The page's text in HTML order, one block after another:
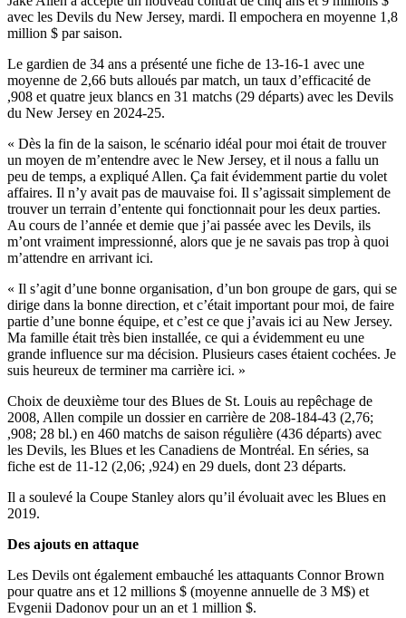
avec les Devils du New Jersey, mardi. Il empochera en moyenne 1,8
million $ par saison.
Le gardien de 34 ans a présenté une fiche de 13-16-1 avec une
moyenne de 2,66 buts alloués par match, un taux d’efficacité de
,908 et quatre jeux blancs en 31 matchs (29 départs) avec les Devils
du New Jersey en 2024-25.
« Dès la fin de la saison, le scénario idéal pour moi était de trouver
un moyen de m’entendre avec le New Jersey, et il nous a fallu un
peu de temps, a expliqué Allen. Ça fait évidemment partie du volet
affaires. Il n’y avait pas de mauvaise foi. Il s’agissait simplement de
trouver un terrain d’entente qui fonctionnait pour les deux parties.
Au cours de l’année et demie que j’ai passée avec les Devils, ils
m’ont vraiment impressionné, alors que je ne savais pas trop à quoi
m’attendre en arrivant ici.
« Il s’agit d’une bonne organisation, d’un bon groupe de gars, qui se
dirige dans la bonne direction, et c’était important pour moi, de faire
partie d’une bonne équipe, et c’est ce que j’avais ici au New Jersey.
Ma famille était très bien installée, ce qui a évidemment eu une
grande influence sur ma décision. Plusieurs cases étaient cochées. Je
suis heureux de terminer ma carrière ici. »
Choix de deuxième tour des Blues de St. Louis au repêchage de
2008, Allen compile un dossier en carrière de 208-184-43 (2,76;
,908; 28 bl.) en 460 matchs de saison régulière (436 départs) avec
les Devils, les Blues et les Canadiens de Montréal. En séries, sa
fiche est de 11-12 (2,06; ,924) en 29 duels, dont 23 départs.
Il a soulevé la Coupe Stanley alors qu’il évoluait avec les Blues en
2019.
Des ajouts en attaque
Les Devils ont également embauché les attaquants Connor Brown
pour quatre ans et 12 millions $ (moyenne annuelle de 3 M$) et
Evgenii Dadonov pour un an et 1 million $.